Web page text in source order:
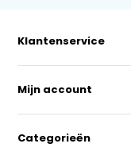
Klantenservice
Mijn account
Categorieën